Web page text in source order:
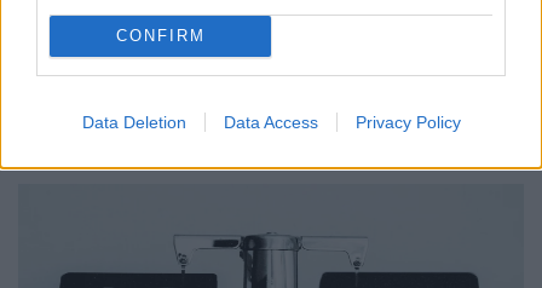
CONFIRM
Data Deletion Data Access Privacy Policy
Δείτε επίσης